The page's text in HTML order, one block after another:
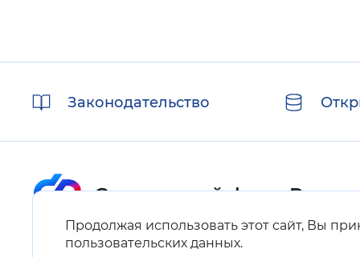
Продолжая использовать этот сайт, Вы
пользовательских данных.
ссылкиЗаконодательство
Карта сайта